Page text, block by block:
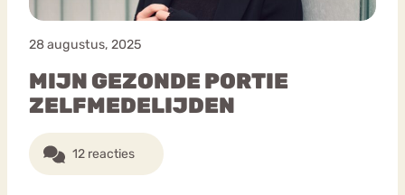
28 augustus, 2025
MIJN GEZONDE PORTIE
ZELFMEDELIJDEN
12 reacties